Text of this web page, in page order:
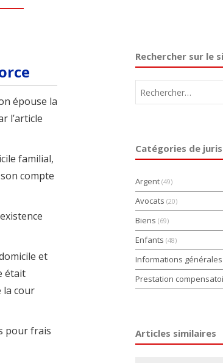
épouse la
l’article
familial,
compte
et
était
la cour
pour frais
Rechercher sur le
Catégories de
Argent(49)
Avocats (20)
Biens (69)
Enfants (48)
Informations générales
Prestation
Articles similaires